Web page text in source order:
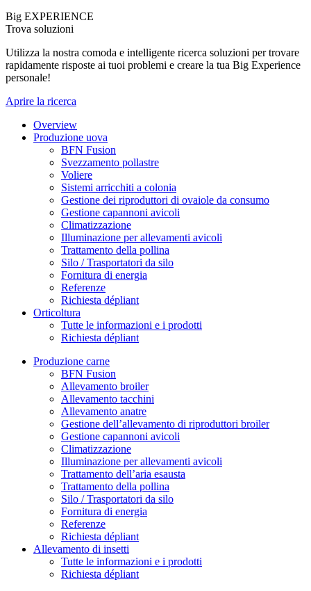
Big EXPERIENCE
Trova soluzioni
Utilizza la nostra comoda e intelligente ricerca soluzioni per trovare
rapidamente risposte ai tuoi problemi e creare la tua Big Experience
personale!
Aprire la ricerca
Overview
Produzione uova
BFN Fusion
Svezzamento pollastre
Voliere
Sistemi arricchiti a colonia
Gestione dei riproduttori di ovaiole da consumo
Gestione capannoni avicoli
Climatizzazione
Illuminazione per allevamenti avicoli
Trattamento della pollina
Silo / Trasportatori da silo
Fornitura di energia
Referenze
Richiesta dépliant
Orticoltura
Tutte le informazioni e i prodotti
Richiesta dépliant
Produzione carne
BFN Fusion
Allevamento broiler
Allevamento tacchini
Allevamento anatre
Gestione dell’allevamento di riproduttori broiler
Gestione capannoni avicoli
Climatizzazione
Illuminazione per allevamenti avicoli
Trattamento dell’aria esausta
Trattamento della pollina
Silo / Trasportatori da silo
Fornitura di energia
Referenze
Richiesta dépliant
Allevamento di insetti
Tutte le informazioni e i prodotti
Richiesta dépliant